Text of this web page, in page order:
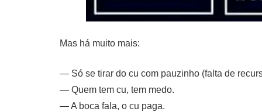
Mas há muito mais:
— Só se tirar do cu com pauzinho (falta de
— Quem tem cu, tem medo.
— A boca fala, o cu paga.